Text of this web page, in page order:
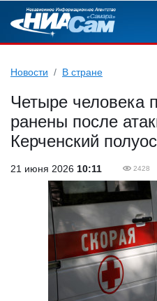
Новости В стране
Четыре человека
ранены после
Керченский
21 июня 2026 10:11 2428